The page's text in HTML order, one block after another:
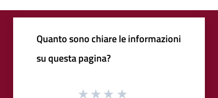
Quanto sono chiare le informazioni
su questa pagina?